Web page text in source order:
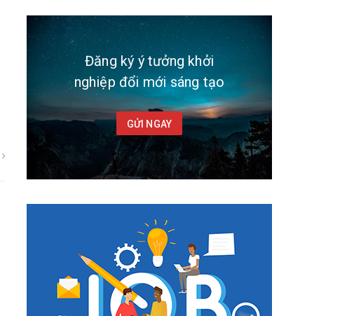
Đăng ký ý tưởng khởi
nghiệp đổi mới sáng tạo
GỬI NGAY